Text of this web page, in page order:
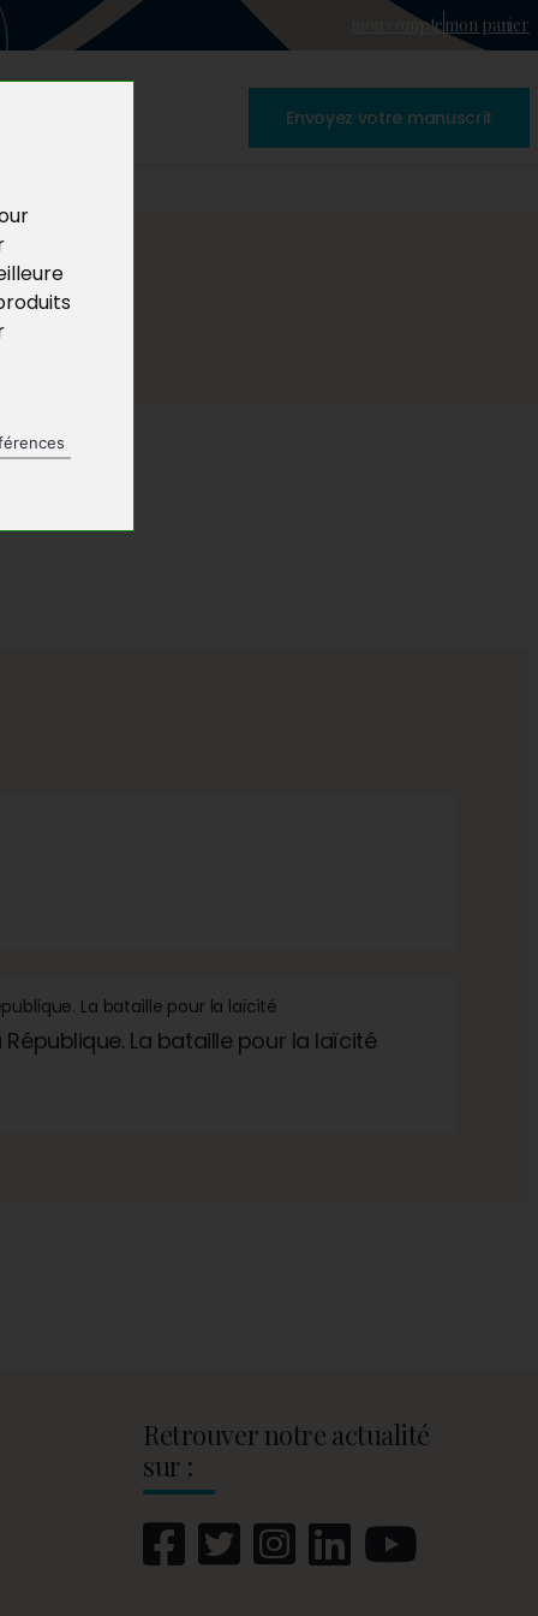
mon comptemon panier
Envoyez votre manuscrit
La bataille pour la laïcité
Retrouver notre actualité
sur :